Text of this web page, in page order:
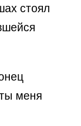
стоял
меня